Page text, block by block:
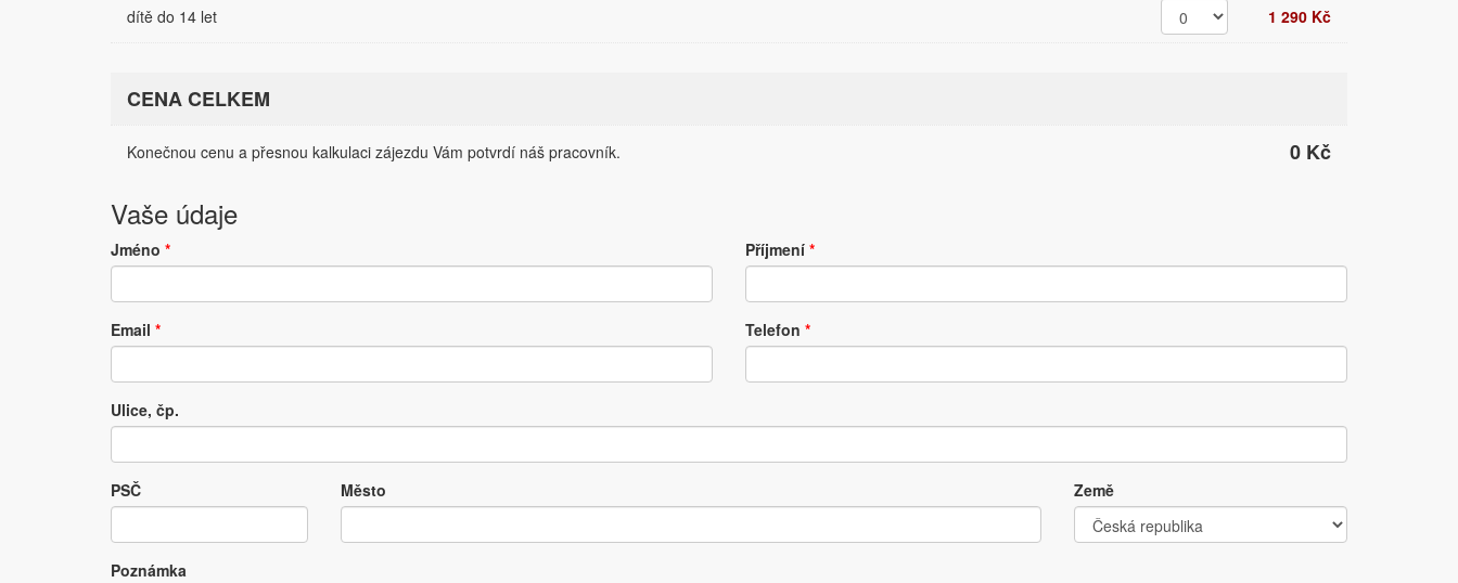
dítě do 14 let 1 290 Kč
CENA CELKEM
Konečnou cenu a přesnou kalkulaci zájezdu Vám potvrdí náš pracovník. 0 Kč
Vaše údaje
Jméno * Příjmení *
Email * Telefon *
Ulice, čp.
PSČ Město Země
Poznámka